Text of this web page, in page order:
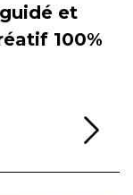
et
100%